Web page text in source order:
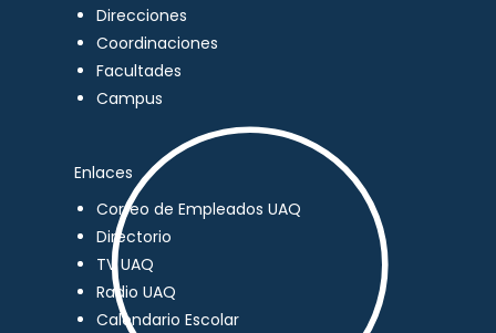
Direcciones
Coordinaciones
Facultades
Campus
Enlaces
Correo de Empleados UAQ
Directorio
TV UAQ
Radio UAQ
Calendario Escolar